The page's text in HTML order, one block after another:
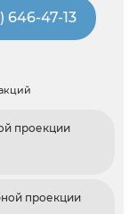
646-47-13
проекции
проекции